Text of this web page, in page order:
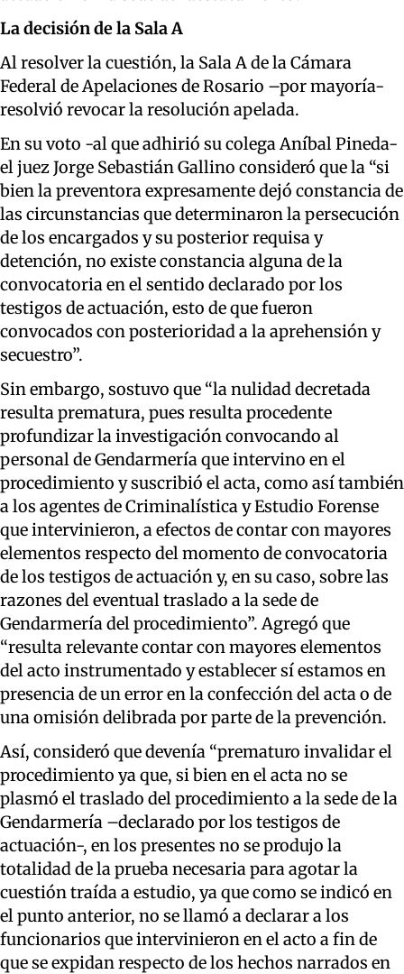
La decisión de la Sala A
Al resolver la cuestión, la Sala A de la Cámara
Federal de Apelaciones de Rosario –por mayoría-
resolvió revocar la resolución apelada.
En su voto -al que adhirió su colega Aníbal Pineda-
el juez Jorge Sebastián Gallino consideró que la “si
bien la preventora expresamente dejó constancia de
las circunstancias que determinaron la persecución
de los encargados y su posterior requisa y
detención, no existe constancia alguna de la
convocatoria en el sentido declarado por los
testigos de actuación, esto de que fueron
convocados con posterioridad a la aprehensión y
secuestro”.
Sin embargo, sostuvo que “la nulidad decretada
resulta prematura, pues resulta procedente
profundizar la investigación convocando al
personal de Gendarmería que intervino en el
procedimiento y suscribió el acta, como así también
a los agentes de Criminalística y Estudio Forense
que intervinieron, a efectos de contar con mayores
elementos respecto del momento de convocatoria
de los testigos de actuación y, en su caso, sobre las
razones del eventual traslado a la sede de
Gendarmería del procedimiento”. Agregó que
“resulta relevante contar con mayores elementos
del acto instrumentado y establecer sí estamos en
presencia de un error en la confección del acta o de
una omisión delibrada por parte de la prevención.
Así, consideró que devenía “prematuro invalidar el
procedimiento ya que, si bien en el acta no se
plasmó el traslado del procedimiento a la sede de la
Gendarmería –declarado por los testigos de
actuación-, en los presentes no se produjo la
totalidad de la prueba necesaria para agotar la
cuestión traída a estudio, ya que como se indicó en
el punto anterior, no se llamó a declarar a los
funcionarios que intervinieron en el acto a fin de
que se expidan respecto de los hechos narrados en